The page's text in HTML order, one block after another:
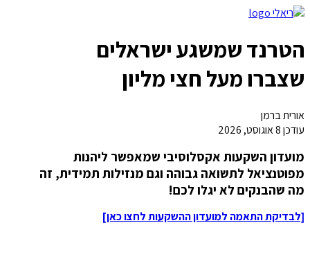
הטרנד שמשגע ישראלים
שצברו מעל חצי מליון
אורית ברמן
עודכן
מועדון השקעות אקסלוסיבי שמאפשר ליהנות
מפוטנציאל לתשואה גבוהה וגם מנזילות תמידית, זה
מה שהבנקים לא יגלו לכם!
[לבדיקת התאמה למועדון ההשקעות לחצו כאן]